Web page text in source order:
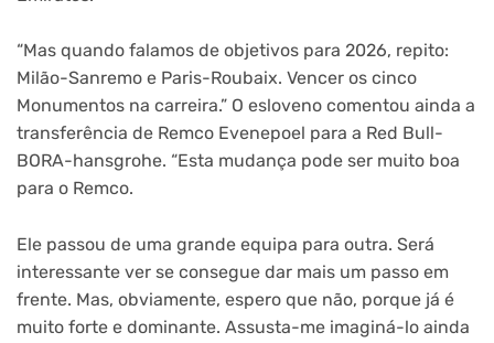
“Mas quando falamos de objetivos para 2026, repito:
Milão-Sanremo e Paris-Roubaix. Vencer os cinco
Monumentos na carreira.” O esloveno comentou ainda a
transferência de Remco Evenepoel para a Red Bull-
BORA-hansgrohe. “Esta mudança pode ser muito boa
para o Remco.
Ele passou de uma grande equipa para outra. Será
interessante ver se consegue dar mais um passo em
frente. Mas, obviamente, espero que não, porque já é
muito forte e dominante. Assusta-me imaginá-lo ainda